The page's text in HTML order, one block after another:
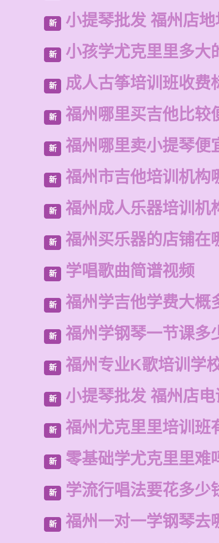
新 小提琴批发 福州店
新 小孩学尤克里里多大
新 成人古筝培训班收费
新 福州哪里买吉他比较
新 福州哪里卖小提琴便
新 福州市吉他培训机构
新 福州成人乐器培训机
新 福州买乐器的店铺在
新 学唱歌曲简谱视频
新 福州学吉他学费大概
新 福州学钢琴一节课多
新 福州专业K歌培训学
新 小提琴批发 福州店
新 福州尤克里里培训班
新 零基础学尤克里里难
新 学流行唱法要花多少
新 福州一对一学钢琴去